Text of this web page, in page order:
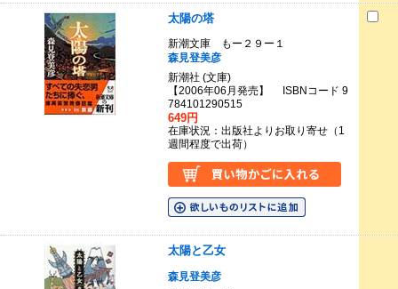
太陽の塔
新潮文庫 もー２９ー１
森見登美彦
新潮社 (文庫)
【2006年06月発売】 ISBNコード 9
784101290515
649円
在庫状況：出版社よりお取り寄せ（1
週間程度で出荷）
太陽と乙女
森見登美彦